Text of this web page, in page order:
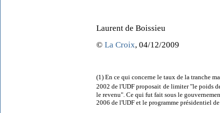
Laurent de Boissieu
© La Croix, 04/12/2009
(1) En ce qui concerne le taux de la tranche
2002 de l'UDF proposait de limiter "le poids
le revenu". Ce qui fut fait sous le
2006 de l'UDF et le programme présidentiel